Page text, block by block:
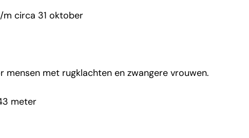
m circa 31 oktober
met rugklachten en zwangere vrouwen.
meter